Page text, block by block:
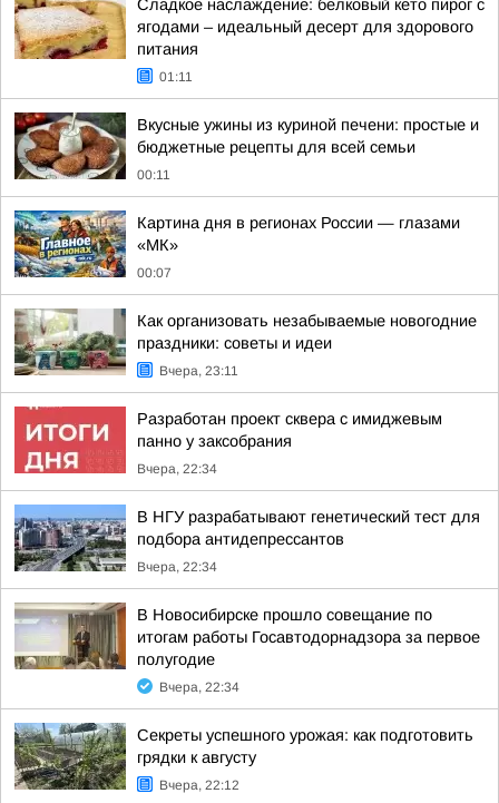
Сладкое наслаждение: белковый кето пирог с
ягодами – идеальный десерт для здорового
питания
01:11
Вкусные ужины из куриной печени: простые и
бюджетные рецепты для всей семьи
00:11
Картина дня в регионах России — глазами
«МК»
00:07
Как организовать незабываемые новогодние
праздники: советы и идеи
Вчера, 23:11
Разработан проект сквера с имиджевым
панно у заксобрания
Вчера, 22:34
В НГУ разрабатывают генетический тест для
подбора антидепрессантов
Вчера, 22:34
В Новосибирске прошло совещание по
итогам работы Госавтодорнадзора за первое
полугодие
Вчера, 22:34
Секреты успешного урожая: как подготовить
грядки к августу
Вчера, 22:12